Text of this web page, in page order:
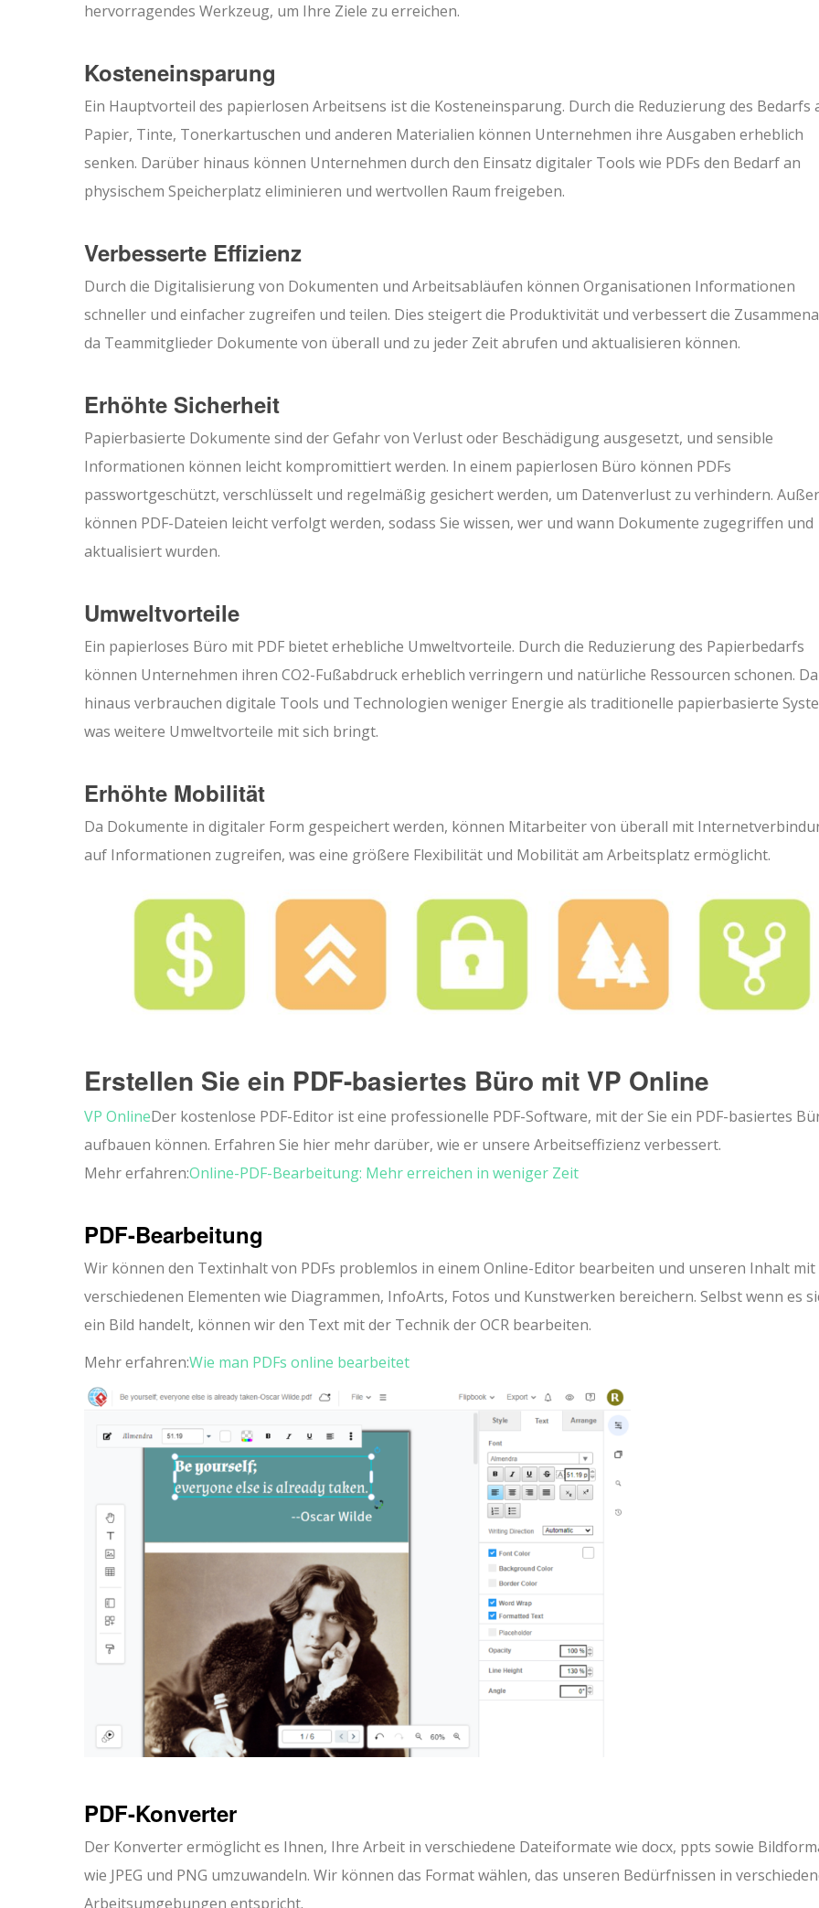
hervorragendes Werkzeug, um Ihre Ziele zu erreichen.
Kosteneinsparung
Ein Hauptvorteil des papierlosen Arbeitsens ist die Kosteneinsparung. Durch die Reduzierung des Bedarfs
Papier, Tinte, Tonerkartuschen und anderen Materialien können Unternehmen ihre Ausgaben erheblich
senken. Darüber hinaus können Unternehmen durch den Einsatz digitaler Tools wie PDFs den Bedarf an
physischem Speicherplatz eliminieren und wertvollen Raum freigeben.
Verbesserte Effizienz
Durch die Digitalisierung von Dokumenten und Arbeitsabläufen können Organisationen Informationen
schneller und einfacher zugreifen und teilen. Dies steigert die Produktivität und verbessert die
da Teammitglieder Dokumente von überall und zu jeder Zeit abrufen und aktualisieren können.
Erhöhte Sicherheit
Papierbasierte Dokumente sind der Gefahr von Verlust oder Beschädigung ausgesetzt, und sensible
Informationen können leicht kompromittiert werden. In einem papierlosen Büro können PDFs
passwortgeschützt, verschlüsselt und regelmäßig gesichert werden, um Datenverlust zu verhindern.
können PDF-Dateien leicht verfolgt werden, sodass Sie wissen, wer und wann Dokumente zugegriffen und
aktualisiert wurden.
Umweltvorteile
Ein papierloses Büro mit PDF bietet erhebliche Umweltvorteile. Durch die Reduzierung des Papierbedarfs
können Unternehmen ihren CO2-Fußabdruck erheblich verringern und natürliche Ressourcen schonen.
hinaus verbrauchen digitale Tools und Technologien weniger Energie als traditionelle papierbasierte
was weitere Umweltvorteile mit sich bringt.
Erhöhte Mobilität
Da Dokumente in digitaler Form gespeichert werden, können Mitarbeiter von überall mit
auf Informationen zugreifen, was eine größere Flexibilität und Mobilität am Arbeitsplatz ermöglicht.
Erstellen Sie ein PDF-basiertes Büro mit VP Online
VP OnlineDer kostenlose PDF-Editor ist eine professionelle PDF-Software, mit der Sie ein PDF-basiertes
aufbauen können. Erfahren Sie hier mehr darüber, wie er unsere Arbeitseffizienz verbessert.
Mehr erfahren:Online-PDF-Bearbeitung: Mehr erreichen in weniger Zeit
PDF-Bearbeitung
Wir können den Textinhalt von PDFs problemlos in einem Online-Editor bearbeiten und unseren Inhalt mit
verschiedenen Elementen wie Diagrammen, InfoArts, Fotos und Kunstwerken bereichern. Selbst wenn es
ein Bild handelt, können wir den Text mit der Technik der OCR bearbeiten.
Mehr erfahren:Wie man PDFs online bearbeitet
PDF-Konverter
Der Konverter ermöglicht es Ihnen, Ihre Arbeit in verschiedene Dateiformate wie docx, ppts sowie
wie JPEG und PNG umzuwandeln. Wir können das Format wählen, das unseren Bedürfnissen in
Arbeitsumgebungen entspricht.